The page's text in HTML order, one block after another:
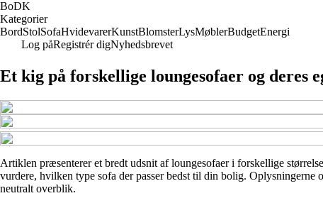
BoDK
Kategorier
BordStolSofaHvidevarerKunstBlomsterLysMøblerBudgetEnergi
Log påRegistrér digNyhedsbrevet
Et kig på forskellige loungesofaer og deres
Artiklen præsenterer et bredt udsnit af loungesofaer i forskellige
vurdere, hvilken type sofa der passer bedst til din bolig.
neutralt overblik.